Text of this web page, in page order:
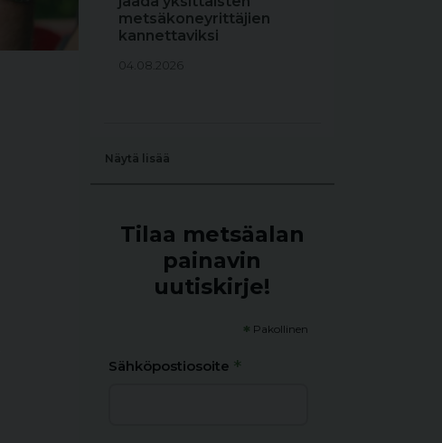
metsäkoneyrittäjien
kannettaviksi
04.08.2026
Näytä lisää
Tilaa metsäalan
painavin
uutiskirje!
* Pakollinen
Sähköpostiosoite *